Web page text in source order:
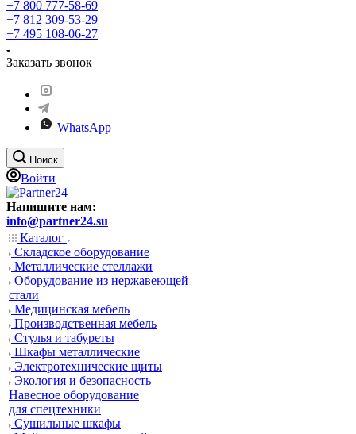
+7 800 777-58-69
+7 812 309-53-29
+7 495 108-06-27
Заказать звонок
WhatsApp
Поиск
Войти
Напишите нам:
info@partner24.su
Каталог
Складское оборудование
Металлические стеллажи
Оборудование из нержавеющей
стали
Медицинская мебель
Производственная мебель
Стулья и табуреты
Шкафы металлические
Электротехнические щиты
Экология и безопасность
Навесное оборудование
для спецтехники
Сушильные шкафы